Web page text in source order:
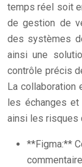
temps réel soit
de gestion de
des systèmes
ainsi une
contrôle précis
La collaboration
les échanges et
ainsi les risques
**Figma:**